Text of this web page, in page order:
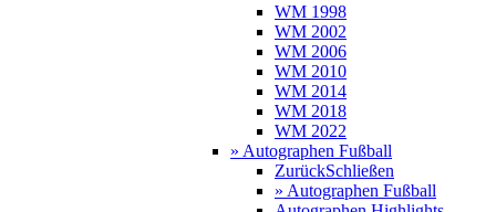
WM 1998
WM 2002
WM 2006
WM 2010
WM 2014
WM 2018
WM 2022
» Autographen Fußball
ZurückSchließen
» Autographen Fußball